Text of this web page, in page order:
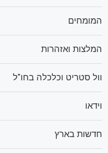
המומחים
המלצות ואזהרות
וול סטריט וכלכלה בחו"ל
וידאו
חדשות בארץ